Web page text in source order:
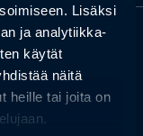
Lisäksi
ja analytiikka-
käytät
näitä
heille tai joita on